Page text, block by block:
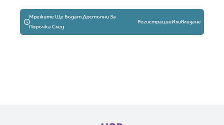
Мрежите Ще Бъдат Достъпни За
Поръчка След
РегистрацииИлиВлизане